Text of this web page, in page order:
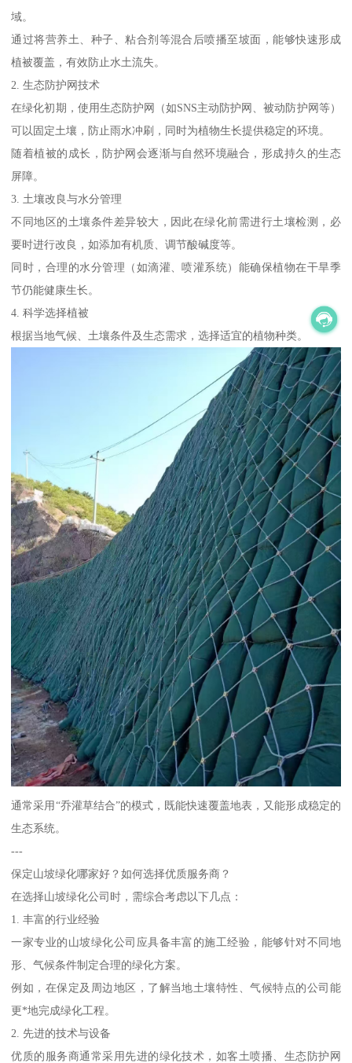
域。
通过将营养土、种子、粘合剂等混合后喷播至坡面，能够快速形成
植被覆盖，有效防止水土流失。
2. 生态防护网技术
在绿化初期，使用生态防护网（如SNS主动防护网、被动防护网等）
可以固定土壤，防止雨水冲刷，同时为植物生长提供稳定的环境。
随着植被的成长，防护网会逐渐与自然环境融合，形成持久的生态
屏障。
3. 土壤改良与水分管理
不同地区的土壤条件差异较大，因此在绿化前需进行土壤检测，必
要时进行改良，如添加有机质、调节酸碱度等。
同时，合理的水分管理（如滴灌、喷灌系统）能确保植物在干旱季
节仍能健康生长。
4. 科学选择植被
根据当地气候、土壤条件及生态需求，选择适宜的植物种类。
通常采用“乔灌草结合”的模式，既能快速覆盖地表，又能形成稳定的
生态系统。
---
保定山坡绿化哪家好？如何选择优质服务商？
在选择山坡绿化公司时，需综合考虑以下几点：
1. 丰富的行业经验
一家专业的山坡绿化公司应具备丰富的施工经验，能够针对不同地
形、气候条件制定合理的绿化方案。
例如，在保定及周边地区，了解当地土壤特性、气候特点的公司能
更*地完成绿化工程。
2. 先进的技术与设备
优质的服务商通常采用先进的绿化技术，如客土喷播、生态防护网